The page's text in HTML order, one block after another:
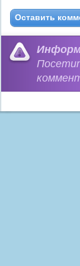
Оставить